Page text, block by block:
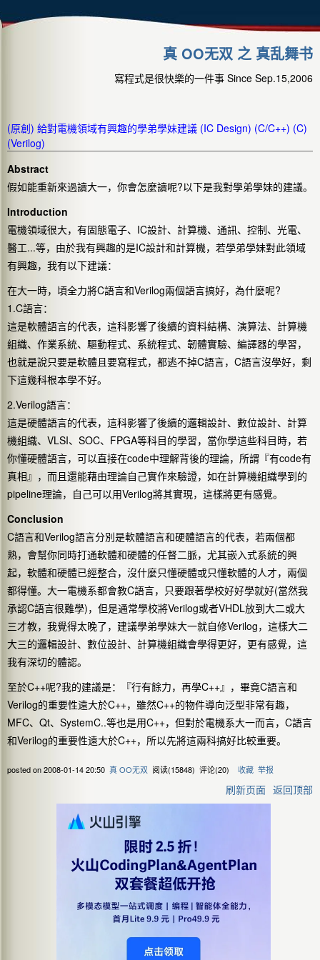
真 OO无双 之 真乱舞书
寫程式是很快樂的一件事 Since Sep.15,2006
(原創) 給對電機領域有興趣的學弟學妹建議 (IC Design) (C/C++) (C)
(Verilog)
Abstract
假如能重新來過讀大一，你會怎麼讀呢?以下是我對學弟學妹的建議。
Introduction
電機領域很大，有固態電子、IC設計、計算機、通訊、控制、光電、
醫工...等，由於我有興趣的是IC設計和計算機，若學弟學妹對此領域
有興趣，我有以下建議：
在大一時，頃全力將C語言和Verilog兩個語言搞好，為什麼呢?
1.C語言：
這是軟體語言的代表，這科影響了後續的資料結構、演算法、計算機
組織、作業系統、驅動程式、系統程式、韌體實驗、編譯器的學習，
也就是說只要是軟體且要寫程式，都逃不掉C語言，C語言沒學好，剩
下這幾科根本學不好。
2.Verilog語言：
這是硬體語言的代表，這科影響了後續的邏輯設計、數位設計、計算
機組織、VLSI、SOC、FPGA等科目的學習，當你學這些科目時，若
你懂硬體語言，可以直接在code中理解背後的理論，所謂『有code有
真相』，而且還能藉由理論自己實作來驗證，如在計算機組織學到的
pipeline理論，自己可以用Verilog將其實現，這樣將更有感覺。
Conclusion
C語言和Verilog語言分別是軟體語言和硬體語言的代表，若兩個都
熟，會幫你同時打通軟體和硬體的任督二脈，尤其嵌入式系統的興
起，軟體和硬體已經整合，沒什麼只懂硬體或只懂軟體的人才，兩個
都得懂。大一電機系都會教C語言，只要跟著學校好好學就好(當然我
承認C語言很難學)，但是通常學校將Verilog或者VHDL放到大二或大
三才教，我覺得太晚了，建議學弟學妹大一就自修Verilog，這樣大二
大三的邏輯設計、數位設計、計算機組織會學得更好，更有感覺，這
我有深切的體認。
至於C++呢?我的建議是：『行有餘力，再學C++』，畢竟C語言和
Verilog的重要性遠大於C++，雖然C++的物件導向泛型非常有趣，
MFC、Qt、SystemC..等也是用C++，但對於電機系大一而言，C語言
和Verilog的重要性遠大於C++，所以先將這兩科搞好比較重要。
posted on2008-01-14 20:50 真 OO无双 阅读(15848) 评论(20) 收藏 举报
刷新页面 返回顶部